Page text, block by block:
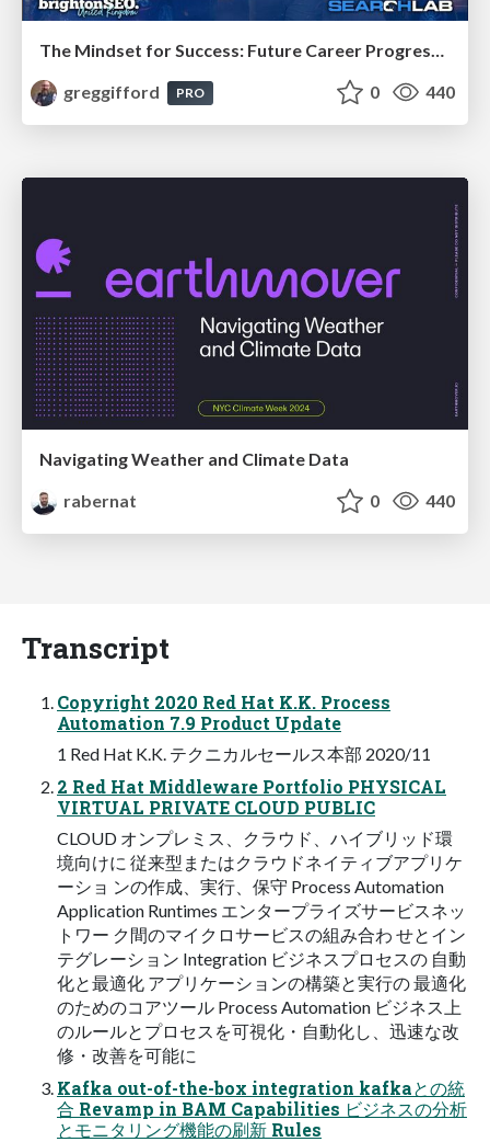
The Mindset for Success: Future Career Progression
greggifford
PRO 0 440
Navigating Weather and Climate Data
rabernat
0 440
Transcript
Copyright 2020 Red Hat K.K. Process
Automation 7.9 Product Update
1 Red Hat K.K. テクニカルセールス本部 2020/11
2 Red Hat Middleware Portfolio PHYSICAL
VIRTUAL PRIVATE CLOUD PUBLIC
CLOUD オンプレミス、クラウド、ハイブリッド環
境向けに 従来型またはクラウドネイティブアプリケ
ーショ ンの作成、実行、保守 Process Automation
Application Runtimes エンタープライズサービスネッ
トワー ク間のマイクロサービスの組み合わ せとイン
テグレーション Integration ビジネスプロセスの 自動
化と最適化 アプリケーションの構築と実行の 最適化
のためのコアツール Process Automation ビジネス上
のルールとプロセスを可視化・自動化し、迅速な改
修・改善を可能に
Kafka out-of-the-box integration kafkaとの統
合 Revamp in BAM Capabilities ビジネスの分析
とモニタリング機能の刷新 Rules